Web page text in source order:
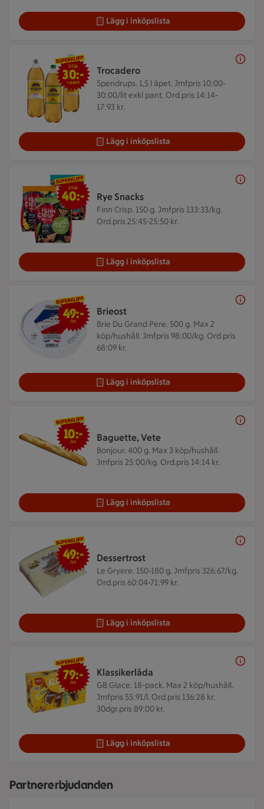
Lägg i inköpslista
Trocadero
Spendrups. 1,5 l åpet. Jmfpris 10:00-
30:00/lit exkl pant. Ord.pris 14:14-
17:93 kr.
2 för 30 kr +pant
2 för
30:-
+pant
Lägg i inköpslista
Rye Snacks
Finn Crisp. 150 g. Jmfpris 133:33/kg.
Ord.pris 25:45-25:50 kr.
2 för 40 kr
2 för
40:-
Lägg i inköpslista
Brieost
Brie Du Grand Pere. 500 g. Max 2
köp/hushåll. Jmfpris 98:00/kg. Ord.pris
68:09 kr.
49 kr/st
49:-
/st
Lägg i inköpslista
Baguette, Vete
Bonjour. 400 g. Max 3 köp/hushåll.
Jmfpris 25:00/kg. Ord.pris 14:14 kr.
10 kr/st
10:-
/st
Lägg i inköpslista
Dessertrost
Le Gryere. 150-180 g. Jmfpris 326:67/kg.
Ord.pris 60:04-71:99 kr.
49 kr/st
49:-
/st
Lägg i inköpslista
Klassikerlåda
GB Glace. 18-pack. Max 2 köp/hushåll.
Jmfpris 55:91/l. Ord.pris 136:28 kr.
30dgr.pris 89:00 kr.
79 kr/st
79:-
/st
Lägg i inköpslista
Partnererbjudanden